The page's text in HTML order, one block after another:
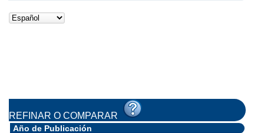
REFINAR O COMPARAR
Año de Publicación